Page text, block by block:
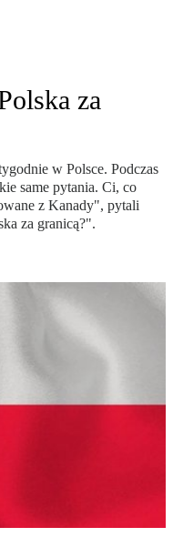
za
w Polsce. Podczas
same pytania. Ci, co
z Kanady", pytali
za granicą?".